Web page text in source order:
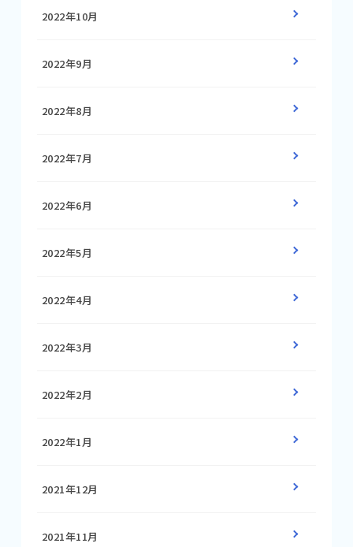
2022年10月
2022年9月
2022年8月
2022年7月
2022年6月
2022年5月
2022年4月
2022年3月
2022年2月
2022年1月
2021年12月
2021年11月